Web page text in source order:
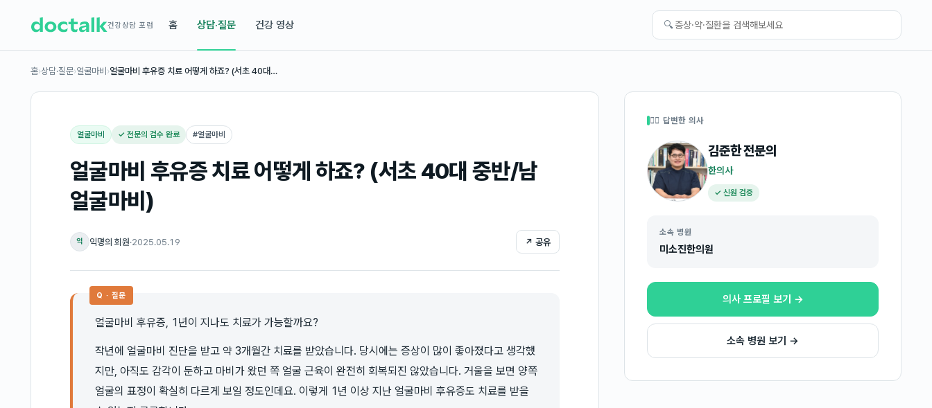
건강상담 포럼 홈 상담·질문 건강 영상 🔍
홈›상담·질문›얼굴마비 ›얼굴마비 후유증 치료 어떻게 하죠? (서초 40대…
얼굴마비 ✓ 전문의 검수 완료 #얼굴마비
얼굴마비 후유증 치료 어떻게 하죠? (서초 40대 중반/남
얼굴마비)
익 익명의 회원·2025.05.19 ↗ 공유
Q · 질문
얼굴마비 후유증, 1년이 지나도 치료가 가능할까요?
작년에 얼굴마비 진단을 받고 약 3개월간 치료를 받았습니다. 당시에는 증상이 많이 좋아졌다고 생각했
지만, 아직도 감각이 둔하고 마비가 왔던 쪽 얼굴 근육이 완전히 회복되진 않았습니다. 거울을 보면 양쪽
얼굴의 표정이 확실히 다르게 보일 정도인데요. 이렇게 1년 이상 지난 얼굴마비 후유증도 치료를 받을
👩‍⚕️ 답변한 의사
김준한전문의
한의사
✓ 신원 검증
소속 병원
미소진한의원
의사 프로필 보기 →
소속 병원 보기 →